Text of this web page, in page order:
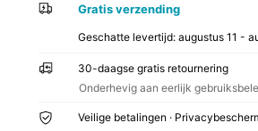
Gratis verzending
Geschatte levertijd:augustus 11 -
30-daagse gratis retournering
Onderhevig aan eerlijk
Veilige betalingen ·